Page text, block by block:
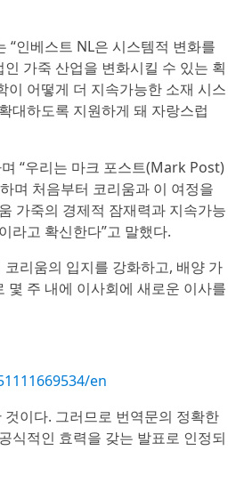
인베스트 NL은 시스템적 변화를
가죽 산업을 변화시킬 수 있는 획
이 어떻게 더 지속가능한 소재 시스
대하도록 지원하게 돼 자랑스럽
“우리는 마크 포스트(Mark Post)
며 처음부터 코리움과 이 여정을
가죽의 경제적 잠재력과 지속가능
라고 확신한다”고 말했다.
리움의 입지를 강화하고, 배양 가
몇 주 내에 이사회에 새로운 이사를
en
이다. 그러므로 번역문의 정확한
식적인 효력을 갖는 발표로 인정되